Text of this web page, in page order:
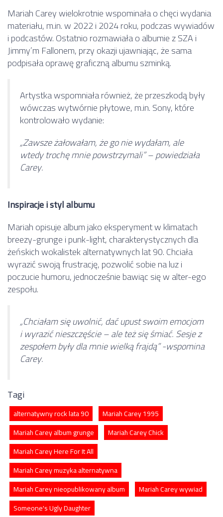
Mariah Carey wielokrotnie wspominała o chęci wydania
materiału, m.in. w 2022 i 2024 roku, podczas wywiadów
i podcastów. Ostatnio rozmawiała o albumie z SZA i
Jimmy’m Fallonem, przy okazji ujawniając, że sama
podpisała oprawę graficzną albumu szminką.
Artystka wspomniała również, że przeszkodą były
wówczas wytwórnie płytowe, m.in. Sony, które
kontrolowało wydanie:
„Zawsze żałowałam, że go nie wydałam, ale
wtedy trochę mnie powstrzymali” – powiedziała
Carey.
Inspiracje i styl albumu
Mariah opisuje album jako eksperyment w klimatach
breezy-grunge i punk-light, charakterystycznych dla
żeńskich wokalistek alternatywnych lat 90. Chciała
wyrazić swoją frustrację, pozwolić sobie na luz i
poczucie humoru, jednocześnie bawiąc się w alter-ego
zespołu.
„Chciałam się uwolnić, dać upust swoim emocjom
i wyrazić nieszczęście – ale też się śmiać. Sesje z
zespołem były dla mnie wielką frajdą” -wspomina
Carey.
Tagi
alternatywny rock lata 90
Mariah Carey 1995
Mariah Carey album grunge
Mariah Carey Chick
Mariah Carey Here For It All
Mariah Carey muzyka alternatywna
Mariah Carey nieopublikowany album
Mariah Carey wywiad
Someone's Ugly Daughter